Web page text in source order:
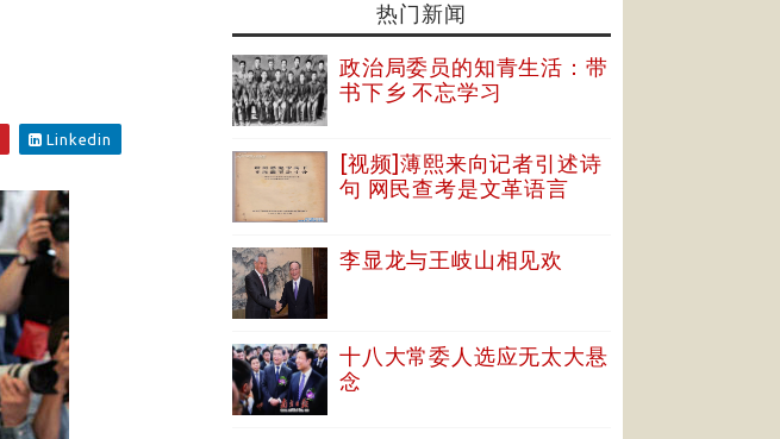
Linkedin
热门新闻
政治局委员的知青生活：带
书下乡 不忘学习
[视频]薄熙来向记者引述诗
句 网民查考是文革语言
李显龙与王岐山相见欢
十八大常委人选应无太大悬
念